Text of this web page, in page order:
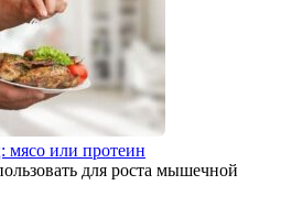
мясо или протеин
для роста мышечной